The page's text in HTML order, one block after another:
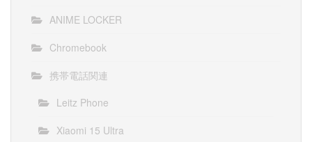
ANIME LOCKER
Chromebook
携帯電話関連
Leitz Phone
Xiaomi 15 Ultra